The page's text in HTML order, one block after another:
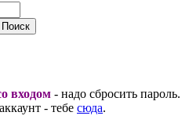
входом - надо сбросить пароль.
- тебе сюда.